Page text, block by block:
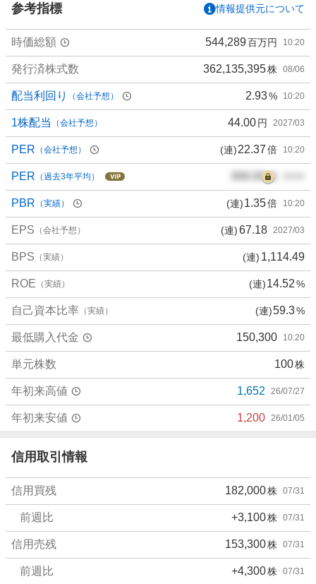
0
%
、
買
い
た
い
5
0
%
、
子
見
2
5
%
、
り
た
い
0
%
、
強
く
売
り
た
い
2
参考指標 情報提供元について
時価総額 544,289百万円 10:20
発行済株式数 362,135,395株 08/06
配当利回り （会社予想） 2.93% 10:20
1株配当 （会社予想） 44.00円 2027/03
PER （会社予想） (連)22.37倍 10:20
PER （過去3年平均） 000.00倍
PBR （実績） (連)1.35倍 10:20
EPS （会社予想） (連)67.18 2027/03
BPS （実績） (連) 1,114.49
ROE （実績） (連)14.52%
自己資本比率 （実績） (連)59.3%
最低購入代金 150,300 10:20
単元株数 100株
年初来高値 1,652 26/07/27
年初来安値 1,200 26/01/05
信用取引情報
信用買残 182,000株 07/31
前週比 +3,100株 07/31
信用売残 153,300株 07/31
前週比 +4,300株 07/31